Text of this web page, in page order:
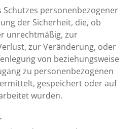
Schutzes personenbezogener
der Sicherheit, die, ob
unrechtmäßig, zur
zur Veränderung, oder
von beziehungsweise
zu personenbezogenen
gespeichert oder auf
wurden.